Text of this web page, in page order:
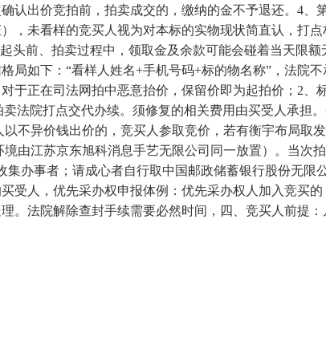
出价竞拍前，拍卖成交的，缴纳的金不予退还。4、
，未看样的竞买人视为对本标的实物现状简直认，打
前、拍卖过程中，领取金及余款可能会碰着当天限额
如下：“看样人姓名+手机号码+标的物名称”，法院
正在司法网拍中恶意抬价，保留价即为起拍价；2、
法院打点交代办续。须修复的相关费用由买受人承担
不异价钱出价的，竞买人参取竞价，若有衡宇布局取
由江苏京东旭科消息手艺无限公司同一放置）。当次
办事者；请成心者自行取中国邮政储蓄银行股份无限
受人，优先采办权申报体例：优先采办权人加入竞买
法院解除查封手续需要必然时间，四、竞买人前提